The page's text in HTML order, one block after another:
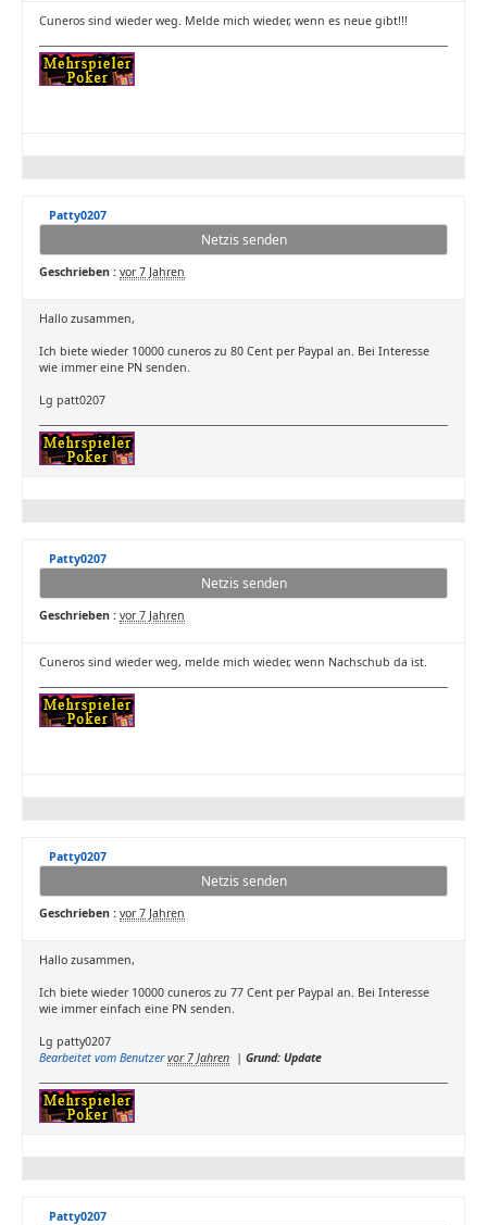
Cuneros sind wieder weg. Melde mich wieder, wenn es neue gibt!!!
Patty0207
Netzis senden
Geschrieben : vor 7 Jahren
Hallo zusammen,
Ich biete wieder 10000 cuneros zu 80 Cent per Paypal an. Bei Interesse
wie immer eine PN senden.
Lg patt0207
Patty0207
Netzis senden
Geschrieben : vor 7 Jahren
Cuneros sind wieder weg, melde mich wieder, wenn Nachschub da ist.
Patty0207
Netzis senden
Geschrieben : vor 7 Jahren
Hallo zusammen,
Ich biete wieder 10000 cuneros zu 77 Cent per Paypal an. Bei Interesse
wie immer einfach eine PN senden.
Lg patty0207
Bearbeitet vom Benutzer vor 7 Jahren | Grund: Update
Patty0207